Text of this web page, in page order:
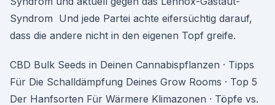
Syndrom Und jede Partei achte eifersüchtig darauf,
dass die andere nicht in den eigenen Topf greife.
CBD Bulk Seeds in Deinen Cannabispflanzen · Tipps
Für Die Schalldämpfung Deines Grow Rooms · Top 5
Der Hanfsorten Für Wärmere Klimazonen · Töpfe vs.